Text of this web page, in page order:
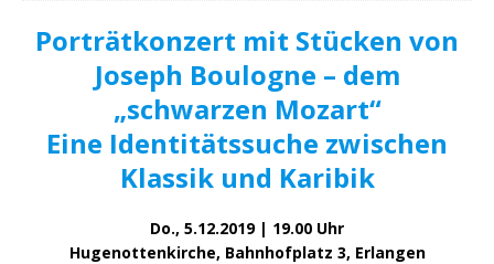
Porträtkonzert mit Stücken von
Joseph Boulogne – dem
„schwarzen Mozart“
Eine Identitätssuche zwischen
Klassik und Karibik
Do., 5.12.2019 | 19.00 Uhr
Hugenottenkirche, Bahnhofplatz 3, Erlangen